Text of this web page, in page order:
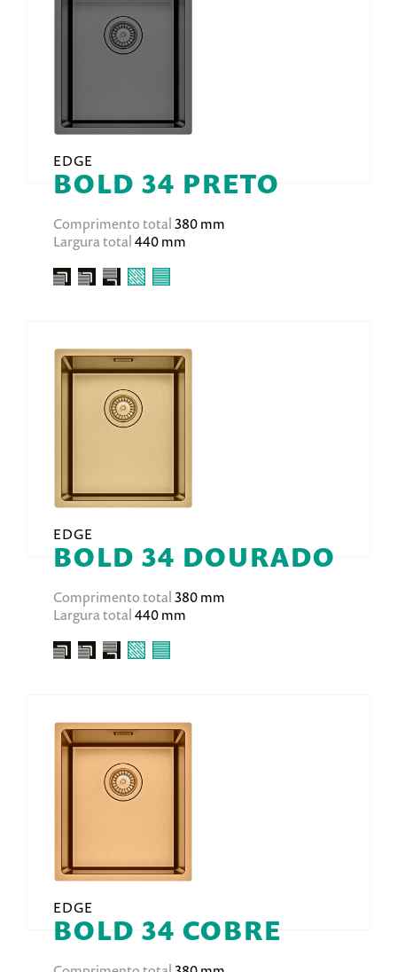
EDGE
BOLD 34 PRETO
Comprimento total380 mm
Largura total440 mm
EDGE
BOLD 34 DOURADO
Comprimento total380 mm
Largura total440 mm
EDGE
BOLD 34 COBRE